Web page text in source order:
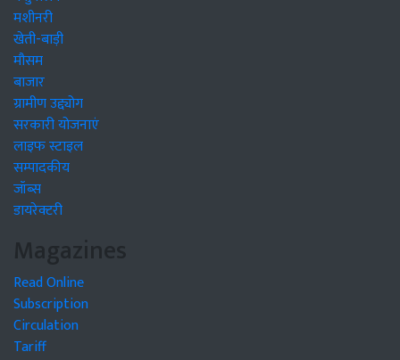
मशीनरी
खेती-बाड़ी
मौसम
बाजार
ग्रामीण उद्द्योग
सरकारी योजनाएं
लाइफ स्टाइल
सम्पादकीय
जॉब्स
डायरेक्टरी
Magazines
Read Online
Subscription
Circulation
Tariff